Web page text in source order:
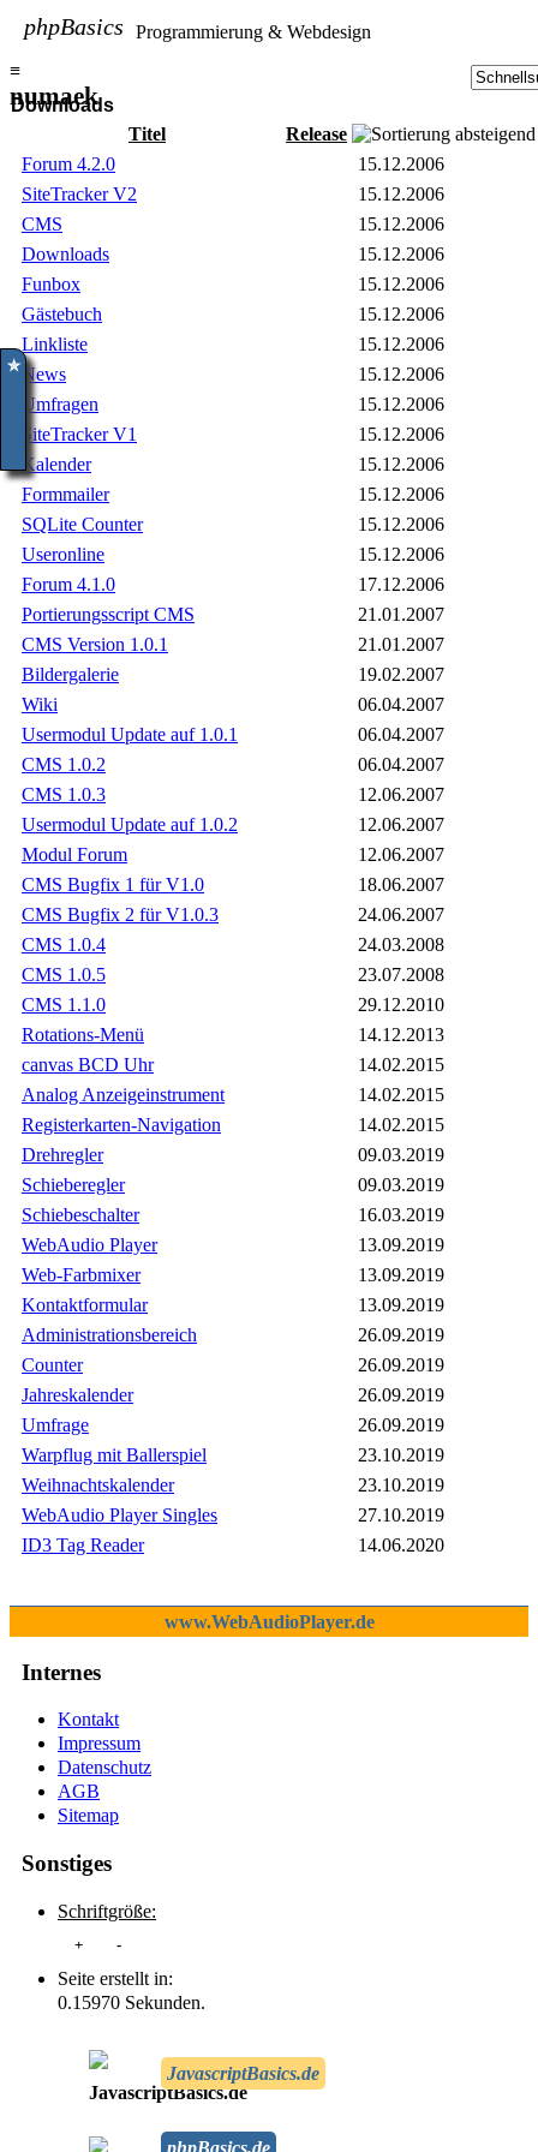
✮
phpBasics
Programmierung & Webdesign
≡
numaek
Downloads
Titel
Release
Forum 4.2.0
15.12.2006
SiteTracker V2
15.12.2006
CMS
15.12.2006
Downloads
15.12.2006
Funbox
15.12.2006
Gästebuch
15.12.2006
Linkliste
15.12.2006
News
15.12.2006
Umfragen
15.12.2006
SiteTracker V1
15.12.2006
Kalender
15.12.2006
Formmailer
15.12.2006
SQLite Counter
15.12.2006
Useronline
15.12.2006
Forum 4.1.0
17.12.2006
Portierungsscript CMS
21.01.2007
CMS Version 1.0.1
21.01.2007
Bildergalerie
19.02.2007
Wiki
06.04.2007
Usermodul Update auf 1.0.1
06.04.2007
CMS 1.0.2
06.04.2007
CMS 1.0.3
12.06.2007
Usermodul Update auf 1.0.2
12.06.2007
Modul Forum
12.06.2007
CMS Bugfix 1 für V1.0
18.06.2007
CMS Bugfix 2 für V1.0.3
24.06.2007
CMS 1.0.4
24.03.2008
CMS 1.0.5
23.07.2008
CMS 1.1.0
29.12.2010
Rotations-Menü
14.12.2013
canvas BCD Uhr
14.02.2015
Analog Anzeigeinstrument
14.02.2015
Registerkarten-Navigation
14.02.2015
Drehregler
09.03.2019
Schieberegler
09.03.2019
Schiebeschalter
16.03.2019
WebAudio Player
13.09.2019
Web-Farbmixer
13.09.2019
Kontaktformular
13.09.2019
Administrationsbereich
26.09.2019
Counter
26.09.2019
Jahreskalender
26.09.2019
Umfrage
26.09.2019
Warpflug mit Ballerspiel
23.10.2019
Weihnachtskalender
23.10.2019
WebAudio Player Singles
27.10.2019
ID3 Tag Reader
14.06.2020
www.WebAudioPlayer.de
Internes
Kontakt
Impressum
Datenschutz
AGB
Sitemap
Sonstiges
Schriftgröße:
+ -
Seite erstellt in:
0.15970 Sekunden.
JavascriptBasics.de
phpBasics.de